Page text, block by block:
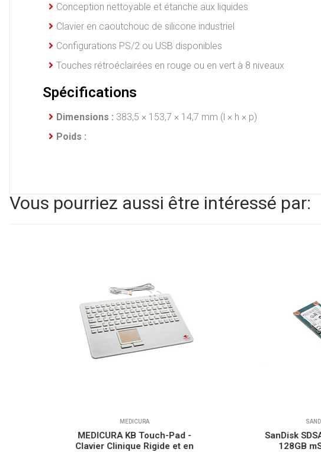
Conception nettoyable et étanche aux liquides
Clavier en caoutchouc de silicone industriel
Configurations PS/2 ou USB disponibles
Touches rétroéclairées en rouge ou en vert à 8 niveaux
Spécifications
Dimensions : 383,5 × 153,7 × 14,7 mm (l × h × p)
Poids :
Vous pourriez aussi être intéressé par:
MEDICURA KB Touch-Pad -
Clavier Clinique Rigide et en
SanDisk SDSA5DK-
128GB mSATA SSD